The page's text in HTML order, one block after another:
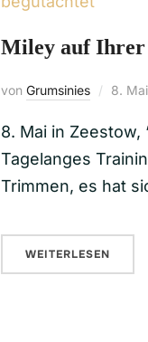
Miley auf Ihrer
von Grumsinies 8.
8. Mai in Zeestow,
Tagelanges
Trimmen, es hat
WEITERLESEN